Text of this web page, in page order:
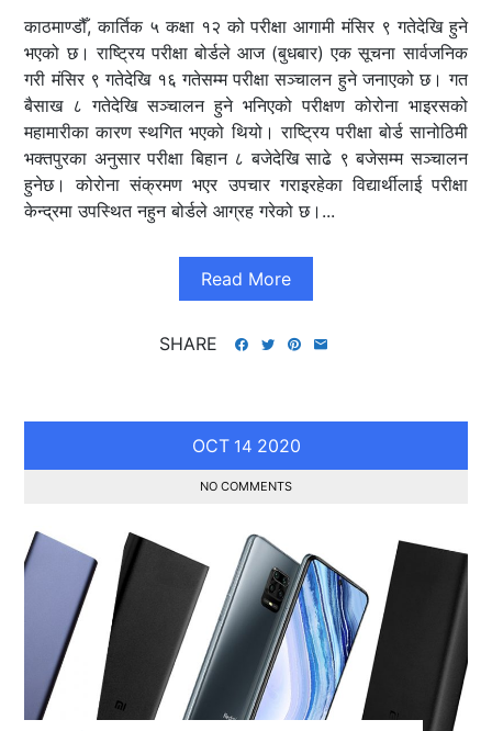
काठमाण्डौँ, कार्तिक ५ कक्षा १२ को परीक्षा आगामी मंसिर ९ गतेदेखि हुने
भएको छ। राष्ट्रिय परीक्षा बोर्डले आज (बुधबार) एक सूचना सार्वजनिक
गरी मंसिर ९ गतेदेखि १६ गतेसम्म परीक्षा सञ्चालन हुने जनाएको छ। गत
बैसाख ८ गतेदेखि सञ्चालन हुने भनिएको परीक्षण कोरोना भाइरसको
महामारीका कारण स्थगित भएको थियो। राष्ट्रिय परीक्षा बोर्ड सानोठिमी
भक्तपुरका अनुसार परीक्षा बिहान ८ बजेदेखि साढे ९ बजेसम्म सञ्चालन
हुनेछ। कोरोना संक्रमण भएर उपचार गराइरहेका विद्यार्थीलाई परीक्षा
केन्द्रमा उपस्थित नहुन बोर्डले आग्रह गरेको छ।...
Read More
SHARE
OCT 14 2020
NO COMMENTS